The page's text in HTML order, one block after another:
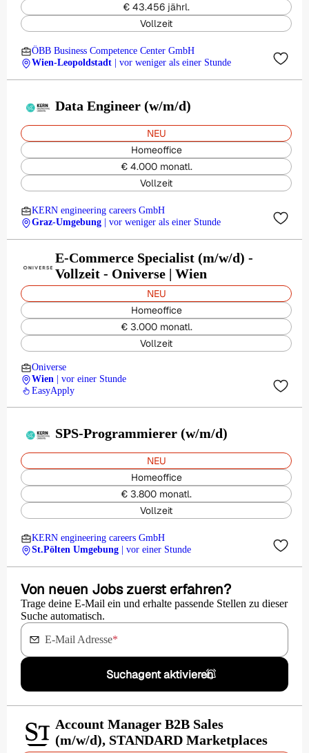
€ 43.456 jährl.
Vollzeit
ÖBB Business Competence Center GmbH
Wien-Leopoldstadt
| vor weniger als einer Stunde
Data Engineer (w/m/d)
NEU
Homeoffice
€ 4.000 monatl.
Vollzeit
KERN engineering careers GmbH
Graz-Umgebung
| vor weniger als einer Stunde
E-Commerce Specialist (m/w/d) -
Vollzeit - Oniverse | Wien
NEU
Homeoffice
€ 3.000 monatl.
Vollzeit
Oniverse
Wien
| vor einer Stunde
EasyApply
SPS-Programmierer (w/m/d)
NEU
Homeoffice
€ 3.800 monatl.
Vollzeit
KERN engineering careers GmbH
St.Pölten Umgebung
| vor einer Stunde
Von neuen Jobs zuerst erfahren?
Trage deine E-Mail ein und erhalte passende Stellen zu dieser
Suche automatisch.
E-Mail Adresse*
Suchagent aktivieren
Account Manager B2B Sales
(m/w/d), STANDARD Marketplaces